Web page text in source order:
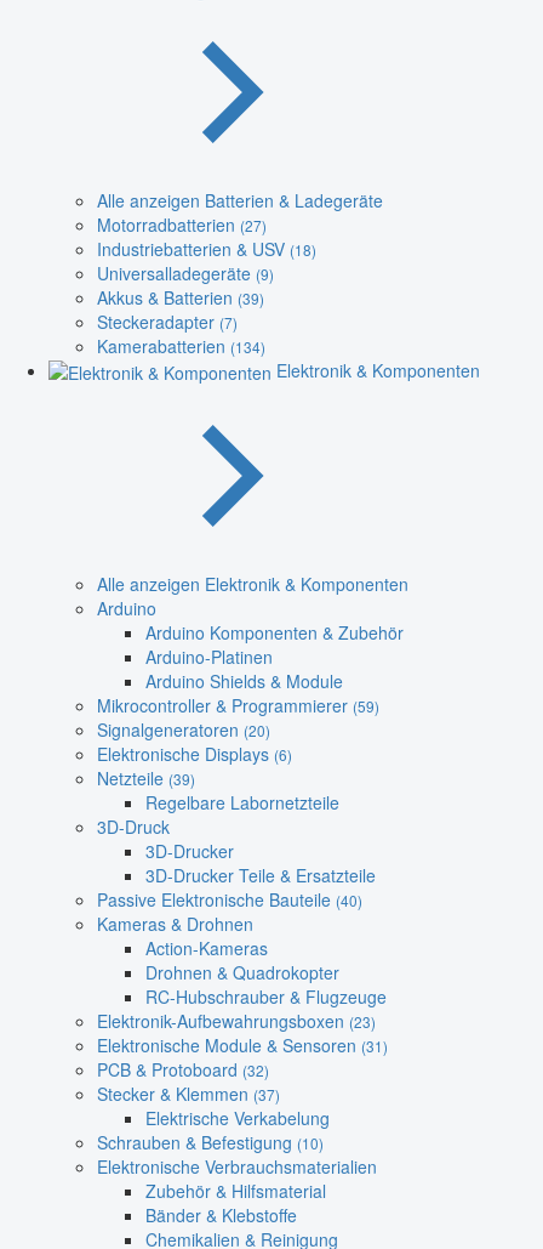
Alle anzeigen Batterien & Ladegeräte
Motorradbatterien (27)
Industriebatterien & USV (18)
Universalladegeräte (9)
Akkus & Batterien (39)
Steckeradapter (7)
Kamerabatterien (134)
Elektronik & Komponenten
Alle anzeigen Elektronik & Komponenten
Arduino
Arduino Komponenten & Zubehör
Arduino-Platinen
Arduino Shields & Module
Mikrocontroller & Programmierer (59)
Signalgeneratoren (20)
Elektronische Displays (6)
Netzteile (39)
Regelbare Labornetzteile
3D-Druck
3D-Drucker
3D-Drucker Teile & Ersatzteile
Passive Elektronische Bauteile (40)
Kameras & Drohnen
Action-Kameras
Drohnen & Quadrokopter
RC-Hubschrauber & Flugzeuge
Elektronik-Aufbewahrungsboxen (23)
Elektronische Module & Sensoren (31)
PCB & Protoboard (32)
Stecker & Klemmen (37)
Elektrische Verkabelung
Schrauben & Befestigung (10)
Elektronische Verbrauchsmaterialien
Zubehör & Hilfsmaterial
Bänder & Klebstoffe
Chemikalien & Reinigung